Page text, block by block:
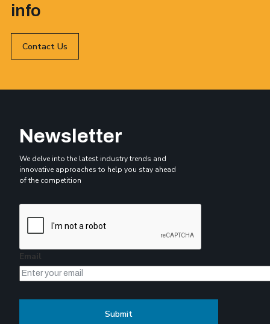
info
Contact Us
Newsletter
We delve into the latest industry trends and
innovative approaches to help you stay ahead
of the competition
Email